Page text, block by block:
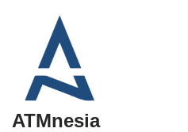
Lompat
konten
ATMnesia